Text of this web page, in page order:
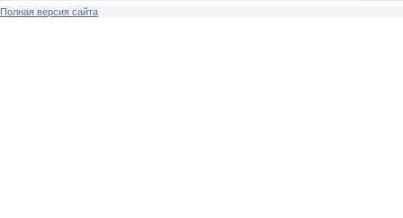
Полная версия сайта